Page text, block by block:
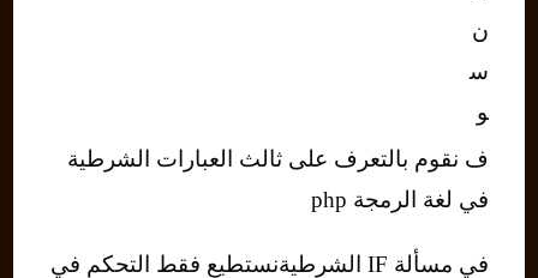
ن
س
و
ف نقوم بالتعرف على ثالث العبارات الشرطية
في لغة الرمجة php
في مسألة IF الشرطيةنستطيع فقط التحكم في